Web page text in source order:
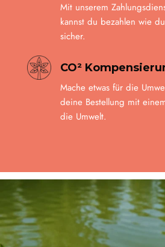
Mit unserem
kannst du bezahlen wie
sicher.
CO²
Mache etwas für die
deine Bestellung mit
die Umwelt.